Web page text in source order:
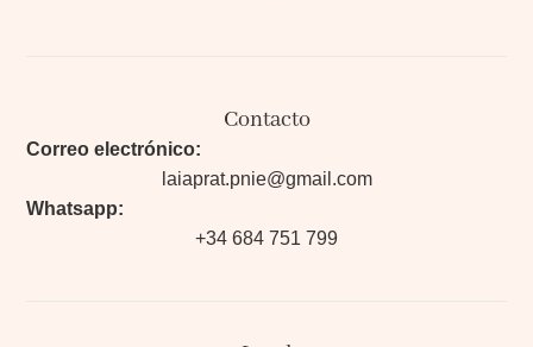
Contacto
Correo electrónico:
laiaprat.pnie@gmail.com
Whatsapp:
+34 684 751 799